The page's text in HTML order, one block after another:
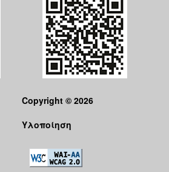
Copyright © 2026
Υλοποίηση